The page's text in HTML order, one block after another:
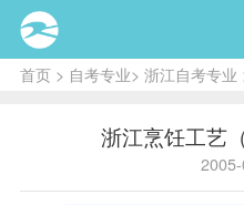
首页> 自考专业> 浙江自考专业
浙江烹饪工艺